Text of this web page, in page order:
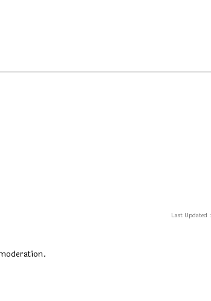
Last Updated :